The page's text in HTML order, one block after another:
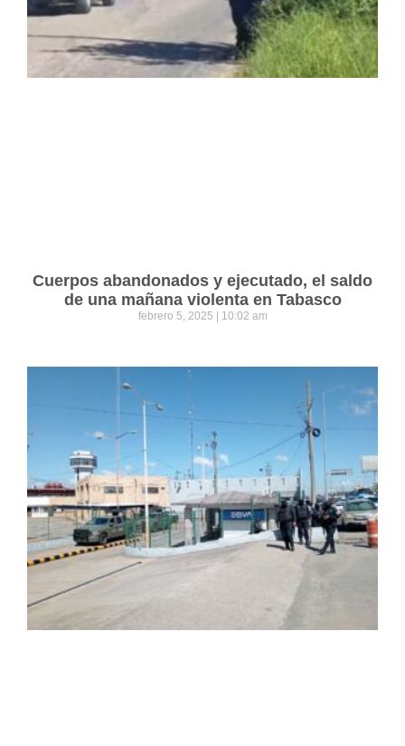
Cuerpos abandonados y ejecutado, el saldo
de una mañana violenta en Tabasco
febrero 5, 2025 10:02 am